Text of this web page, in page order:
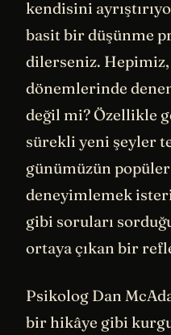
kendisini
basit bir düşünme
dilerseniz. Hepimiz,
dönemlerinde
değil mi? Özellikle
sürekli yeni şeyler
günümüzün
deneyimlemek
gibi soruları
ortaya çıkan bir
Psikolog Dan
bir hikâye gibi